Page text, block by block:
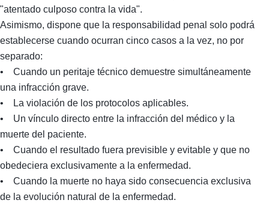
"atentado culposo contra la vida".
Asimismo, dispone que la responsabilidad penal solo podrá
establecerse cuando ocurran cinco casos a la vez, no por
separado:
• Cuando un peritaje técnico demuestre simultáneamente
una infracción grave.
• La violación de los protocolos aplicables.
• Un vínculo directo entre la infracción del médico y la
muerte del paciente.
• Cuando el resultado fuera previsible y evitable y que no
obedeciera exclusivamente a la enfermedad.
• Cuando la muerte no haya sido consecuencia exclusiva
de la evolución natural de la enfermedad.